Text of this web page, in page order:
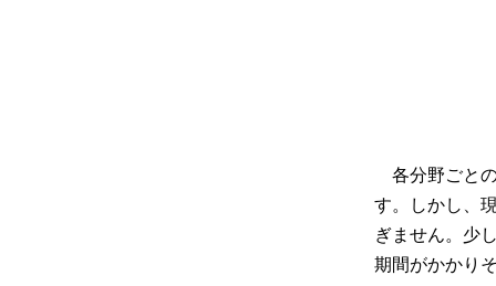
各分野ごと
す。しかし、
ぎません。少
期間がかかり